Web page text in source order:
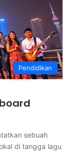
Pendidikan
sebuah
di tangga lagu